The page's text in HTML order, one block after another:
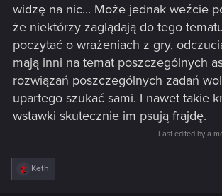
widzę na nic... Może jednak weźcie
że niektórzy zaglądają do tego
poczytać o wrażeniach z gry,
mają inni na temat poszczególnych
rozwiązań poszczególnych zadań
upartego szukać sami. I nawet takie
wstawki skutecznie im psują frajdę.
Last edited by a
R
Keth